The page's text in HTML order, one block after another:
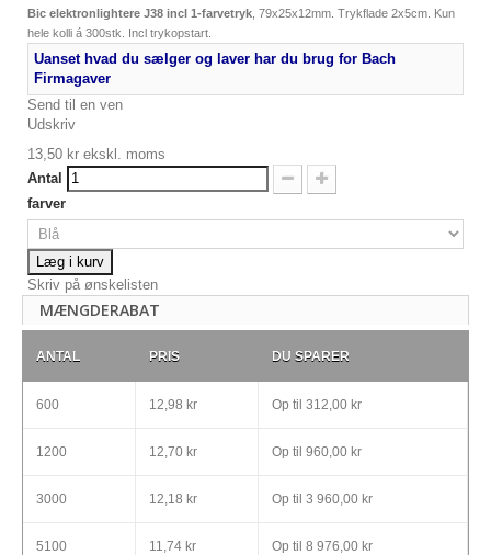
Bic elektronlightere J38 incl 1-farvetryk 79x25x12mm. Trykflade 2x5cm. Kun
hele kolli á 300stk. Incl trykopstart.
Uanset hvad du sælger og laver har du brug for Bach
Firmagaver
Send til en ven
Udskriv
13,50 kr ekskl. moms
Antal
farver
Læg i kurv
Skriv på ønskelisten
MÆNGDERABAT
ANTAL PRIS DU SPARER
600 12,98 kr Op til 312,00 kr
1200 12,70 kr Op til 960,00 kr
3000 12,18 kr Op til 3 960,00 kr
5100 11,74 kr Op til 8 976,00 kr